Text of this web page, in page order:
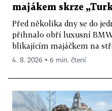
majákem skrze
Před několika dny se do
přihnalo obří luxusní
blikajícím majáčkem na
4. 8. 2026 ▪ 6 min. čtení